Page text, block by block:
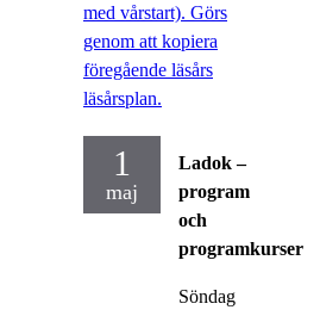
med vårstart). Görs
genom att kopiera
föregående läsårs
läsårsplan.
1
maj
Ladok –
program
och
programkurser
Söndag